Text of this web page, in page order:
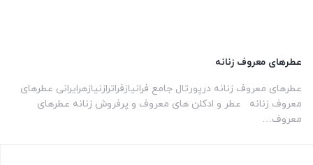
عطرهای معروف زنانه
عطرهای معروف زنانه درپورتال جامع فرانیازفراترازنیازهرایرانی عطرهای
معروف زنانه عطر و ادکلن های معروف و پرفروش زنانه عطرهای
معروف…